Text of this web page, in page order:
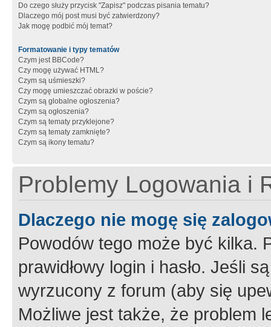
Do czego służy przycisk "Zapisz" podczas pisania tematu?
Dlaczego mój post musi być zatwierdzony?
Jak mogę podbić mój temat?
Formatowanie i typy tematów
Czym jest BBCode?
Czy mogę używać HTML?
Czym są uśmieszki?
Czy mogę umieszczać obrazki w poście?
Czym są globalne ogłoszenia?
Czym są ogłoszenia?
Czym są tematy przyklejone?
Czym są tematy zamknięte?
Czym są ikony tematu?
Problemy Logowania i
Dlaczego nie mogę się
Powodów tego może być kilka.
prawidłowy login i hasło. Jeśli
wyrzucony z forum (aby się
Możliwe jest także, że problem